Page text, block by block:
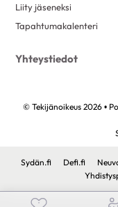
Liity jäseneksi
Tapahtumakalenteri
Yhteystiedot
© Tekijänoikeus 2026 •
Sydän.fi Defi.fi